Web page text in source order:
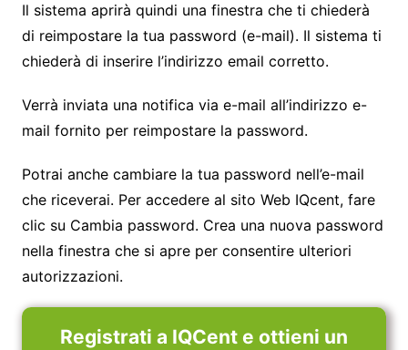
Il sistema aprirà quindi una finestra che ti chiederà
di reimpostare la tua password (e-mail). Il sistema ti
chiederà di inserire l’indirizzo email corretto.
Verrà inviata una notifica via e-mail all’indirizzo e-
mail fornito per reimpostare la password.
Potrai anche cambiare la tua password nell’e-mail
che riceverai. Per accedere al sito Web IQcent, fare
clic su Cambia password. Crea una nuova password
nella finestra che si apre per consentire ulteriori
autorizzazioni.
Registrati a IQCent e ottieni un